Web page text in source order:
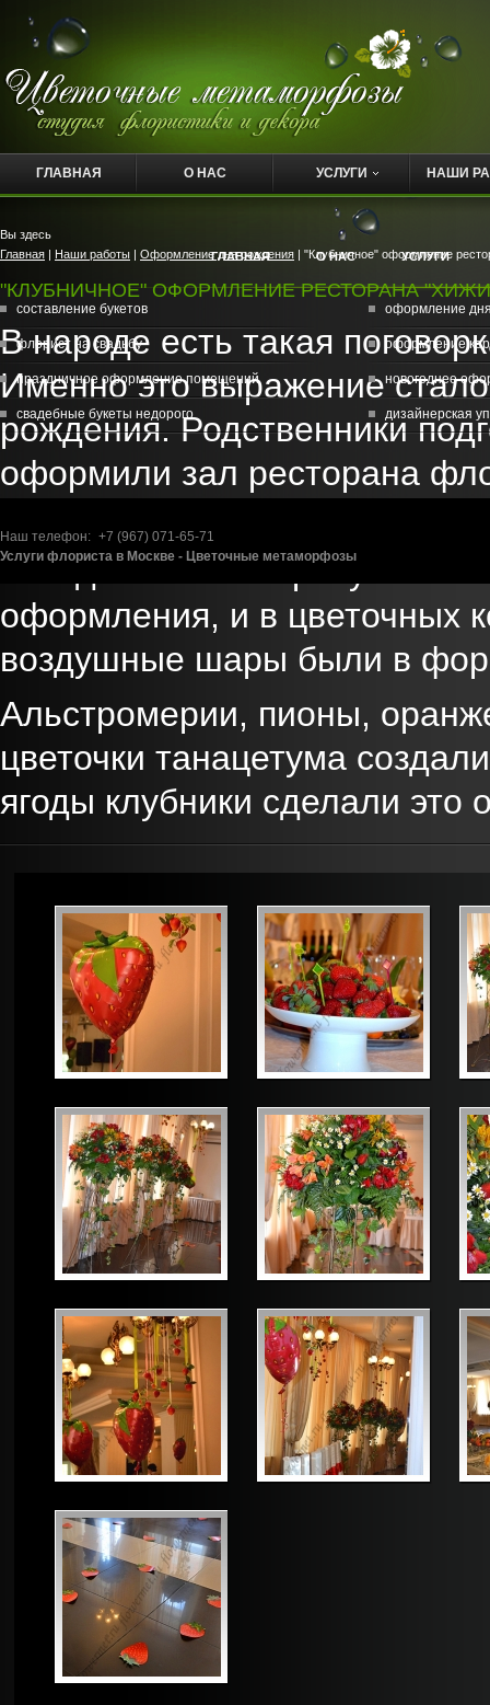
ГЛАВНАЯ О НАС УСЛУГИ НАШИ
Вы здесь
Главная | Наши работы | Оформление дня рождения | "Клубничное" оформление
"КЛУБНИЧНОЕ" ОФОРМЛЕНИЕ РЕСТОРАНА
В народе есть такая
Именно это выражение
рождения. Родственники
оформили зал ресторана
«Ягодная» тема
оформления, и в цветочных
воздушные шары были в
Альстромерии, пионы,
цветочки танацетума
ягоды клубники сделали
ГЛАВНАЯ О НАС УСЛУГИ
составление букетов
флорист на свадьбу
праздничное оформление помещений
свадебные букеты недорого
оформление
оформление
новогоднее
дизайнерская
Наш телефон: +7 (967) 071-65-71
Услуги флориста в Москве - Цветочные метаморфозы